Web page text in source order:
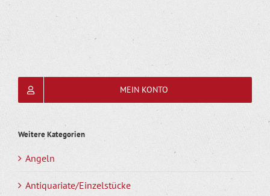
MEIN KONTO
Weitere Kategorien
Angeln
Antiquariate/Einzelstücke